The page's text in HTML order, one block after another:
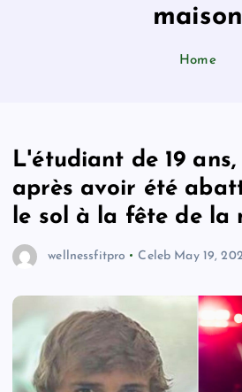
maison
Home
L'étudiant de 19 ans,
après avoir été
le sol à la fête de la
wellnessfitpro Celeb May 19,